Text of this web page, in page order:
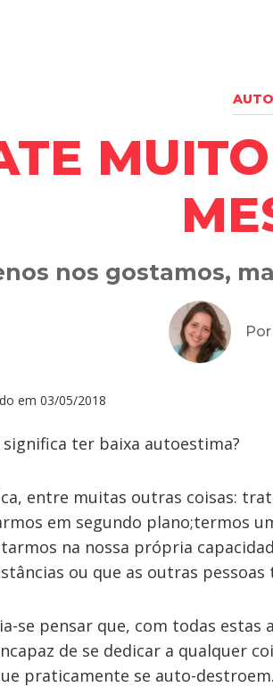
nos gostamos,
Por
em 03/05/2018
significa ter baixa autoestima?
entre muitas outras coisas:
em segundo plano;termos
na nossa própria
ou que as outras
se pensar que, com todas estas
de se dedicar a qualquer
praticamente se auto-